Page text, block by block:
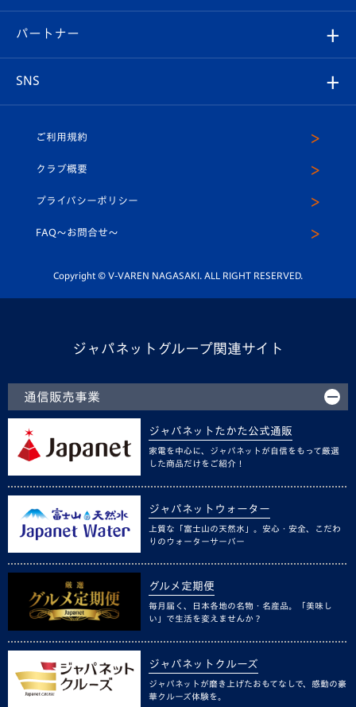
メディア
ホームタウン
マスコット紹介
平和祈念活動
ホームタウン活動
ヴィヴィくんの長崎おもてなしガイド
スタジアムグルメ
V-LOVERS（ファンクラブ）
プレイヤーズスイート
店舗情報
育成からのお知らせ
U-18
スクール
パートナー
SNS
ヴィヴィくんインスタグラム
公式LINE＠
ご利用規約
クラブ概要
プライバシーポリシー
FAQ〜お問合せ〜
Copyright © V-VAREN NAGASAKI. ALL RIGHT RESERVED.
ジャパネットグループ関連サイト
通信販売事業
ジャパネットたかた公式通販
家電を中心に、ジャパネットが自信をもって厳選
した商品だけをご紹介！
ジャパネットウォーター
上質な「富士山の天然水」。安心・安全、こだわ
りのウォーターサーバー
グルメ定期便
毎月届く、日本各地の名物・名産品。「美味し
い」で生活を変えませんか？
ジャパネットクルーズ
ジャパネットが磨き上げたおもてなしで、感動の豪
華クルーズ体験を。